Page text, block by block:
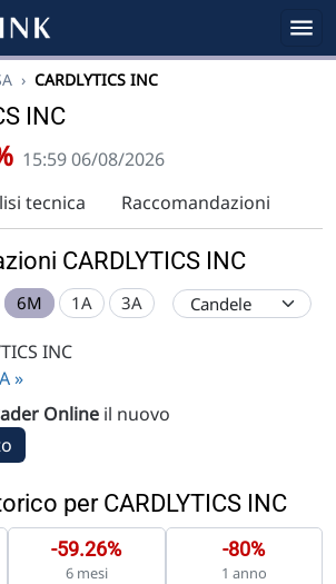
› CARDLYTICS INC
INC
15:59 06/08/2026
tecnica Raccomandazioni
CARDLYTICS INC
6M 1A 3A
»
Online il nuovo
per CARDLYTICS INC
-59.26%
6 mesi
-80%
1 anno